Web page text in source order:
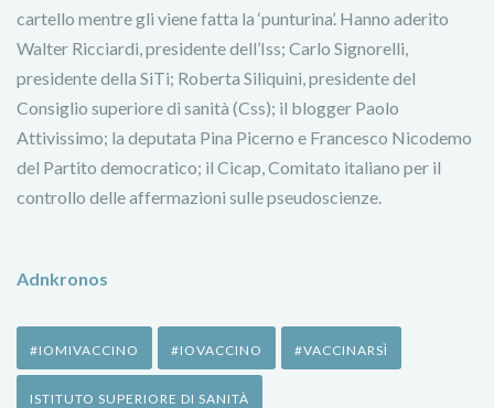
cartello mentre gli viene fatta la ‘punturina’. Hanno aderito
Walter Ricciardi, presidente dell’Iss; Carlo Signorelli,
presidente della SiTi; Roberta Siliquini, presidente del
Consiglio superiore di sanità (Css); il blogger Paolo
Attivissimo; la deputata Pina Picerno e Francesco Nicodemo
del Partito democratico; il Cicap, Comitato italiano per il
controllo delle affermazioni sulle pseudoscienze.
Adnkronos
#IOMIVACCINO #IOVACCINO #VACCINARSÌ
ISTITUTO SUPERIORE DI SANITÀ